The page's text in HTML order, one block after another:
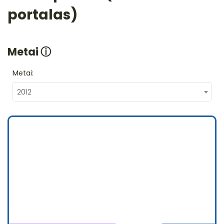
portalas)
Metaiⓘ
Metai:
2012